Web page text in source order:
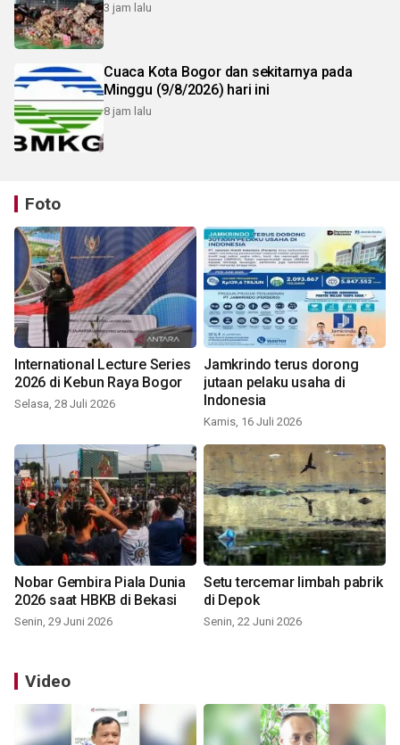
3 jam lalu
Cuaca Kota Bogor dan sekitarnya pada
Minggu (9/8/2026) hari ini
8 jam lalu
Foto
International Lecture Series
2026 di Kebun Raya Bogor
Selasa, 28 Juli 2026
Jamkrindo terus dorong
jutaan pelaku usaha di
Indonesia
Kamis, 16 Juli 2026
Nobar Gembira Piala Dunia
2026 saat HBKB di Bekasi
Senin, 29 Juni 2026
Setu tercemar limbah pabrik
di Depok
Senin, 22 Juni 2026
Video